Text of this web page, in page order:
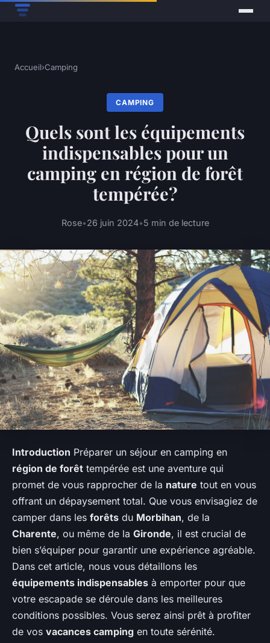
Accueil›Camping
CAMPING
Quels sont les équipements
indispensables pour un
camping en région de forêt
tempérée?
Rose•26 juin 2024•5 min de lecture
Introduction Préparer un séjour en camping en
région de forêt tempérée est une aventure qui
promet de vous rapprocher de la nature tout en vous
offrant un dépaysement total. Que vous envisagiez de
camper dans les forêts du Morbihan, de la
Charente, ou même de la Gironde, il est crucial de
bien s’équiper pour garantir une expérience agréable.
Dans cet article, nous vous détaillons les
équipements indispensables à emporter pour que
votre escapade se déroule dans les meilleures
conditions possibles. Vous serez ainsi prêt à profiter
de vos vacances camping en toute sérénité.